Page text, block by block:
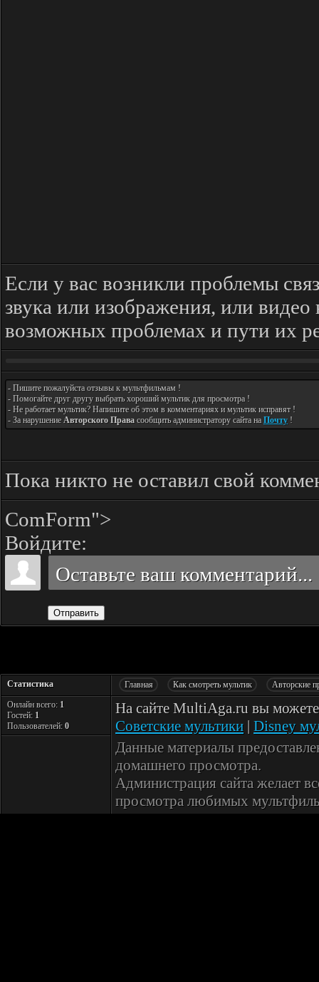
Если у вас возникли проблемы
звука или изображения, или
возможных проблемах и пути их
- Пишите пожалуйста отзывы к мультфильмам !
- Помогайте друг другу выбрать хороший мультик для просмотра !
- Не работает мультик? Напишите об этом в комментариях и мультик исправят !
- За нарушение Авторского Права сообщить администратору сайта на Почту !
Пока никто не оставил свой
ComForm">
Войдите:
Отправить
Статистика Главная Как смотреть мультик
Авторские
Онлайн всего: 1
Гостей: 1
Пользователей: 0
На сайте MultiAga.ru вы
Советские мультики | Disney
Данные материалы
домашнего просмотра.
Администрация сайта желает
просмотра любимых